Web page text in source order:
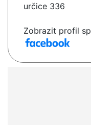
určice 336
Zobrazit profil